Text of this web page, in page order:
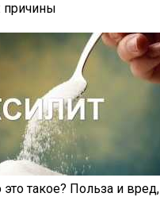
причины
это такое? Польза и вред,